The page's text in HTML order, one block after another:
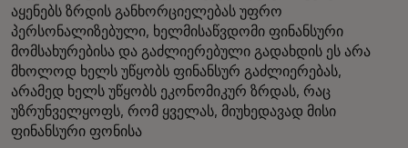
აყენებს ზრდის განხორციელებას უფრო
პერსონალიზებული, ხელმისაწვდომი ფინანსური
მომსახურებისა და გაძლიერებული გადახდის ეს არა
მხოლოდ ხელს უწყობს ფინანსურ გაძლიერებას,
არამედ ხელს უწყობს ეკონომიკურ ზრდას, რაც
უზრუნველყოფს, რომ ყველას, მიუხედავად მისი
ფინანსური ფონისა